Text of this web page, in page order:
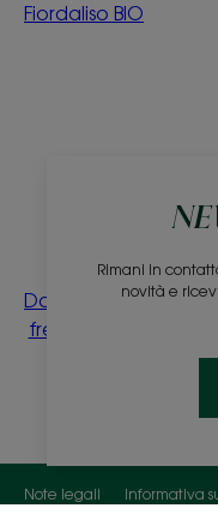
Rimani in
novità e
Fiordaliso BIO
Domande
frequenti
Note legali
Informativa